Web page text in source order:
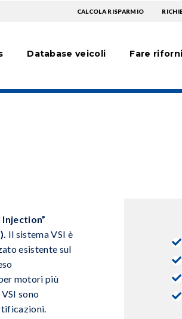
TOPMENU
CALCOLA RISPARMIO
Database veicoli Fare
Il sistema VSI è
esistente sul
motori più
sono
.